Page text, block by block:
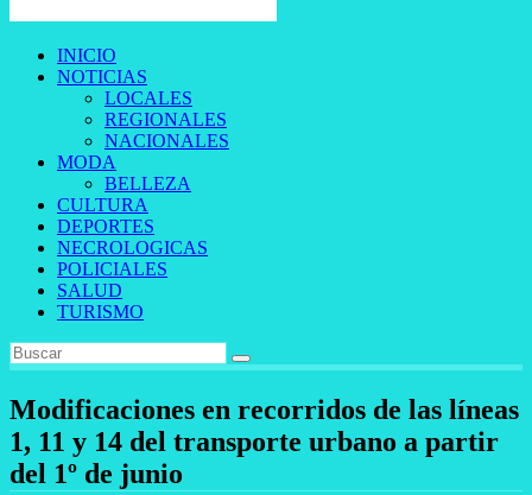
INICIO
NOTICIAS
LOCALES
REGIONALES
NACIONALES
MODA
BELLEZA
CULTURA
DEPORTES
NECROLOGICAS
POLICIALES
SALUD
TURISMO
Modificaciones en recorridos de las líneas
1, 11 y 14 del transporte urbano a partir
del 1º de junio